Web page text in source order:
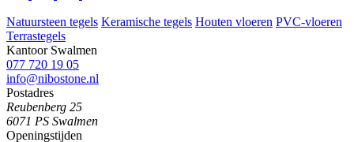
Natuursteen tegels Keramische tegels Houten vloeren PVC-vloeren
Terrastegels
Kantoor Swalmen
077 720 19 05
info@nibostone.nl
Postadres
Reubenberg 25
6071 PS Swalmen
Openingstijden